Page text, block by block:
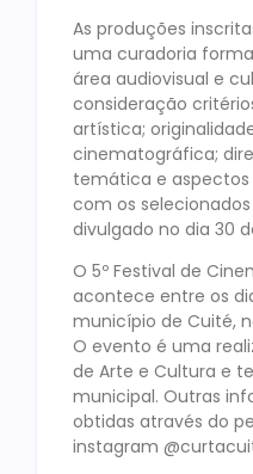
As produções
uma curadoria
área audiovisual e
consideração
artística;
cinematográfica;
temática e
com os
divulgado no dia 30
O 5º Festival de
acontece entre os
município de Cuité,
O evento é uma
de Arte e Cultura e
municipal. Outras
obtidas através do
instagram